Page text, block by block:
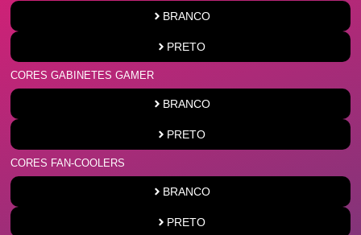
BRANCO
PRETO
CORES GABINETES GAMER
BRANCO
PRETO
CORES FAN-COOLERS
BRANCO
PRETO